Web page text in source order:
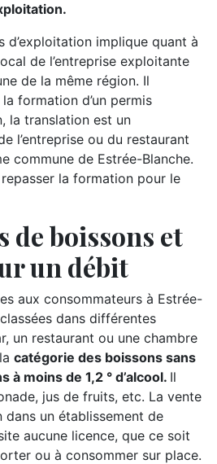
d’exploitation implique quant à
de l’entreprise exploitante
de la même région. Il
formation d’un permis
la translation est un
l’entreprise ou du restaurant
commune de Estrée-Blanche.
la formation pour le
de boissons et
un débit
aux consommateurs à Estrée-
dans différentes
un restaurant ou une chambre
catégorie des boissons sans
à moins de 1,2 ° d’alcool. Il
jus de fruits, etc. La vente
un établissement de
aucune licence, que ce soit
ou à consommer sur place.